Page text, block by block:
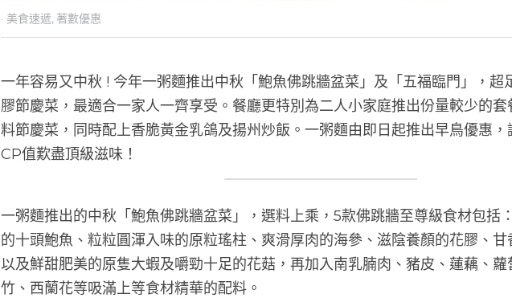
· 美食速遞, 著數優惠
一年容易又中秋 ! 今年一粥麵推出中秋「鮑魚佛跳牆盆菜」及「五福臨門」，超
膠節慶菜，最適合一家人一齊享受。餐廳更特別為二人小家庭推出份量較少的
料節慶菜，同時配上香脆黃金乳鴿及揚州炒飯。一粥麵由即日起推出早鳥優惠
CP值歎盡頂級滋味！
一粥麵推出的中秋「鮑魚佛跳牆盆菜」，選料上乘，5款佛跳牆至尊級食材包括
的十頭鮑魚、粒粒圓渾入味的原粒瑤柱、爽滑厚肉的海參、滋陰養顏的花膠、甘
以及鮮甜肥美的原隻大蝦及嚼勁十足的花菇，再加入南乳腩肉、豬皮、蓮藕、
竹、西蘭花等吸滿上等食材精華的配料。